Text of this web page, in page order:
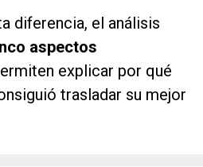
diferencia, el análisis
aspectos
explicar por qué
trasladar su mejor